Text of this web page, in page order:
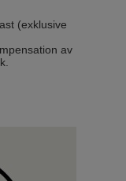
(exklusive
av